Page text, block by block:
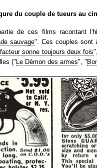
du couple de tueurs au
de ces films racontant
sauvage". Ces couples sont
sonne toujours deux fois
(" Le Démon des armes", "